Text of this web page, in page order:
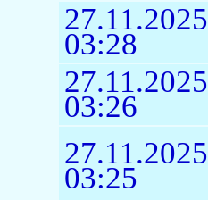
27.11.2025
03:28
27.11.2025
03:26
27.11.2025
03:25